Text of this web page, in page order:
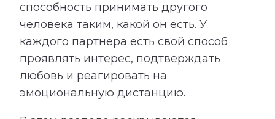
способность принимать другого
человека таким, какой он есть. У
каждого партнера есть свой способ
проявлять интерес, подтверждать
любовь и реагировать на
эмоциональную дистанцию.